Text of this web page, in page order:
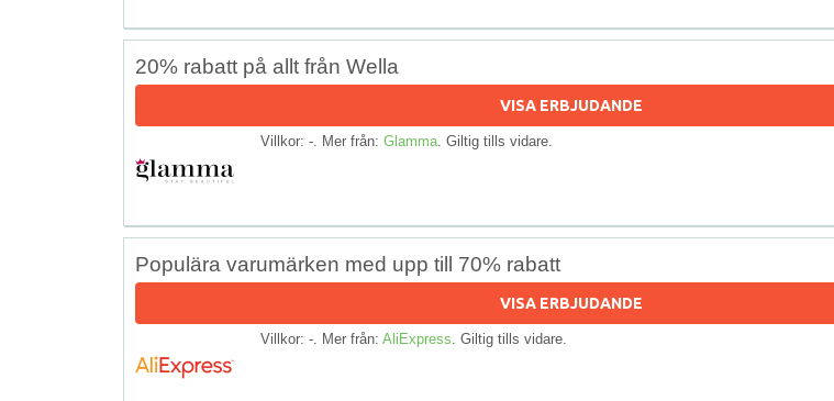
20% rabatt på allt från Wella
VISA ERBJUDANDE
Villkor: -. Mer från: Glamma . Giltig tills vidare.
Populära varumärken med upp till 70% rabatt
VISA ERBJUDANDE
Villkor: -. Mer från: AliExpress . Giltig tills vidare.